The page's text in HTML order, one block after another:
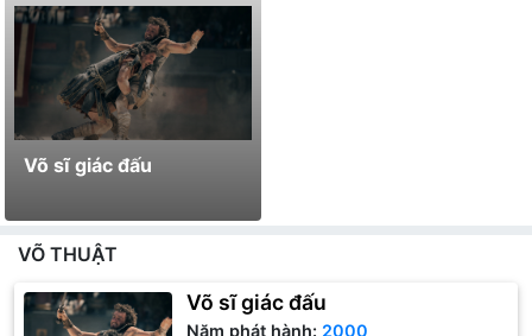
Võ sĩ giác đấu
VÕ THUẬT
Võ sĩ giác đấu
Năm phát hành: 2000